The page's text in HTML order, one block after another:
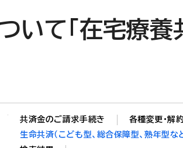
いて「在宅療
共済金のご請求手続き 各種変更・解
生命共済（こども型、総合保障型、熟年型な